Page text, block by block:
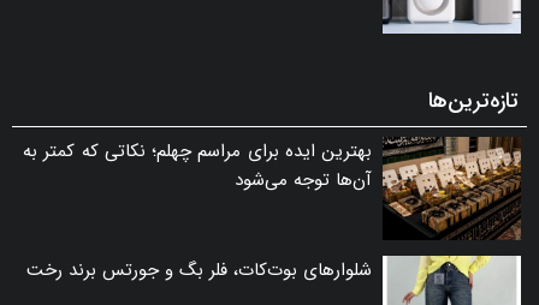
تازه‌ترین‌ها
بهترین ایده برای مراسم چهلم؛ نکاتی که کمتر به
آن‌ها توجه می‌شود
شلوارهای بوت‌کات، فلر بگ و جورتس برند رخت